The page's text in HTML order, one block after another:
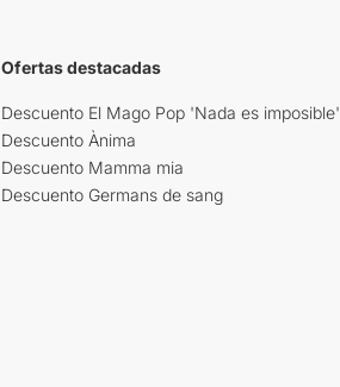
Ofertas destacadas
Descuento El Mago Pop 'Nada es imposible'
Descuento Ànima
Descuento Mamma mia
Descuento Germans de sang